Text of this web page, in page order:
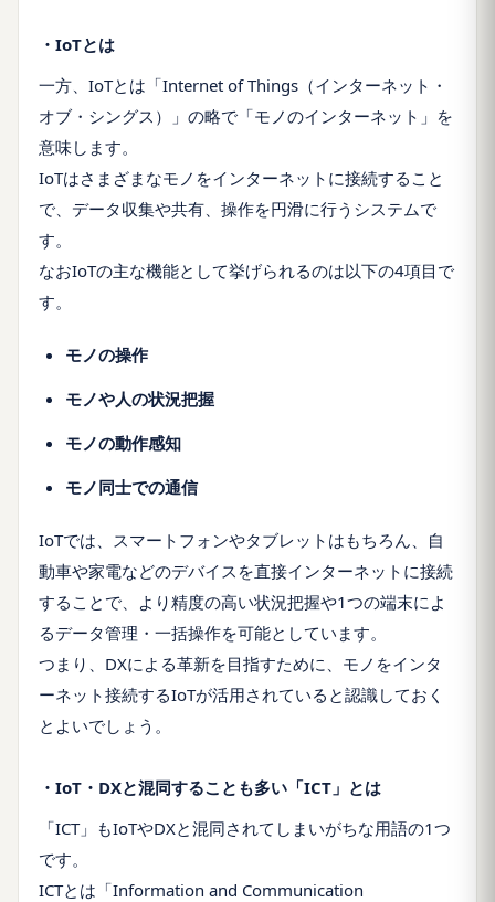
・ IoTとは
一方、IoTとは「Internet of Things（インターネット・
オブ・シングス）」の略で「モノのインターネット」を
意味します。
IoTはさまざまなモノをインターネットに接続すること
で、データ収集や共有、操作を円滑に行うシステムで
す。
なおIoTの主な機能として挙げられるのは以下の4項目で
す。
モノの操作
モノや人の状況把握
モノの動作感知
モノ同士での通信
IoTでは、スマートフォンやタブレットはもちろん、自
動車や家電などのデバイスを直接インターネットに接続
することで、より精度の高い状況把握や1つの端末によ
るデータ管理・一括操作を可能としています。
つまり、DXによる革新を目指すために、モノをインタ
ーネット接続するIoTが活用されていると認識しておく
とよいでしょう。
・IoT・DXと混同することも多い「ICT」とは
「ICT」もIoTやDXと混同されてしまいがちな用語の1つ
です。
ICTとは「Information and Communication